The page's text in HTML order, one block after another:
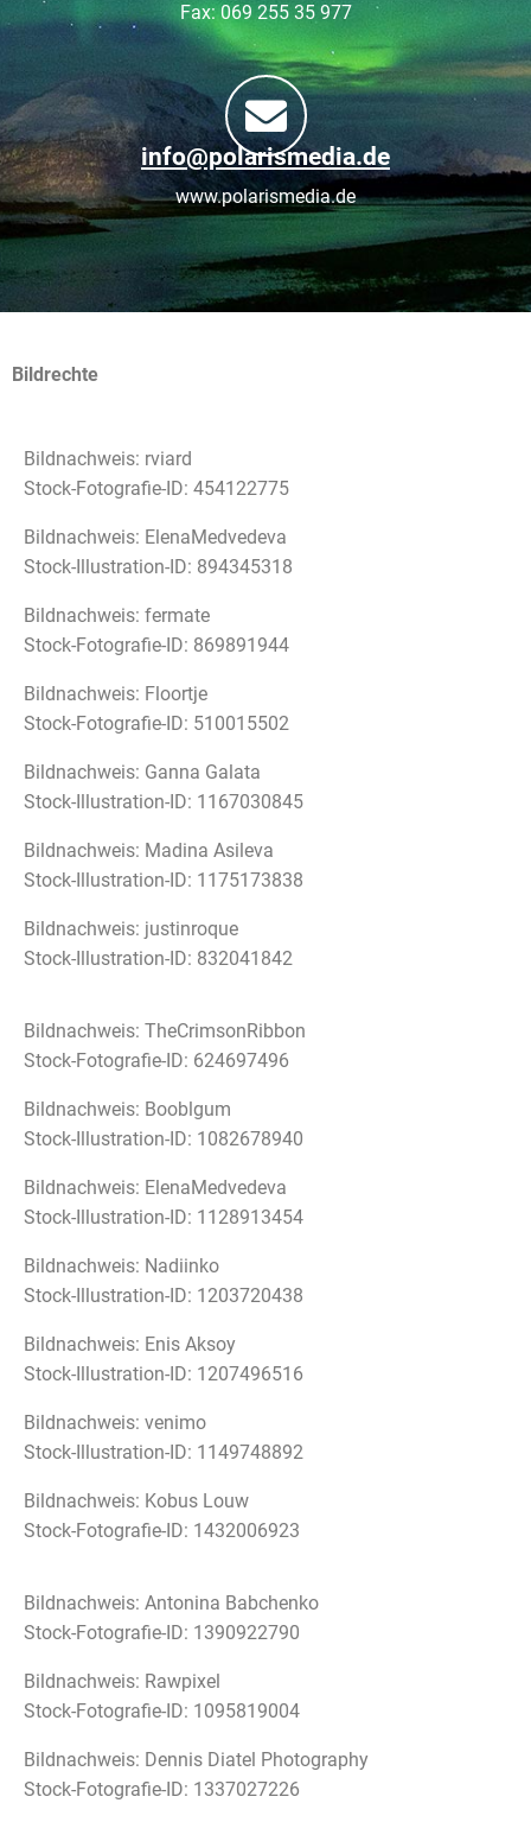
Fax: 069 255 35 977
info@polarismedia.de
www.polarismedia.de
Bildrechte
Bildnachweis: rviard
Stock-Fotografie-ID: 454122775
Bildnachweis: ElenaMedvedeva
Stock-Illustration-ID: 894345318
Bildnachweis: fermate
Stock-Fotografie-ID: 869891944
Bildnachweis: Floortje
Stock-Fotografie-ID: 510015502
Bildnachweis: Ganna Galata
Stock-Illustration-ID: 1167030845
Bildnachweis: Madina Asileva
Stock-Illustration-ID: 1175173838
Bildnachweis: justinroque
Stock-Illustration-ID: 832041842
Bildnachweis: TheCrimsonRibbon
Stock-Fotografie-ID: 624697496
Bildnachweis: Booblgum
Stock-Illustration-ID: 1082678940
Bildnachweis: ElenaMedvedeva
Stock-Illustration-ID: 1128913454
Bildnachweis: Nadiinko
Stock-Illustration-ID: 1203720438
Bildnachweis: Enis Aksoy
Stock-Illustration-ID: 1207496516
Bildnachweis: venimo
Stock-Illustration-ID: 1149748892
Bildnachweis: Kobus Louw
Stock-Fotografie-ID: 1432006923
Bildnachweis: Antonina Babchenko
Stock-Fotografie-ID: 1390922790
Bildnachweis: Rawpixel
Stock-Fotografie-ID: 1095819004
Bildnachweis: Dennis Diatel Photography
Stock-Fotografie-ID: 1337027226